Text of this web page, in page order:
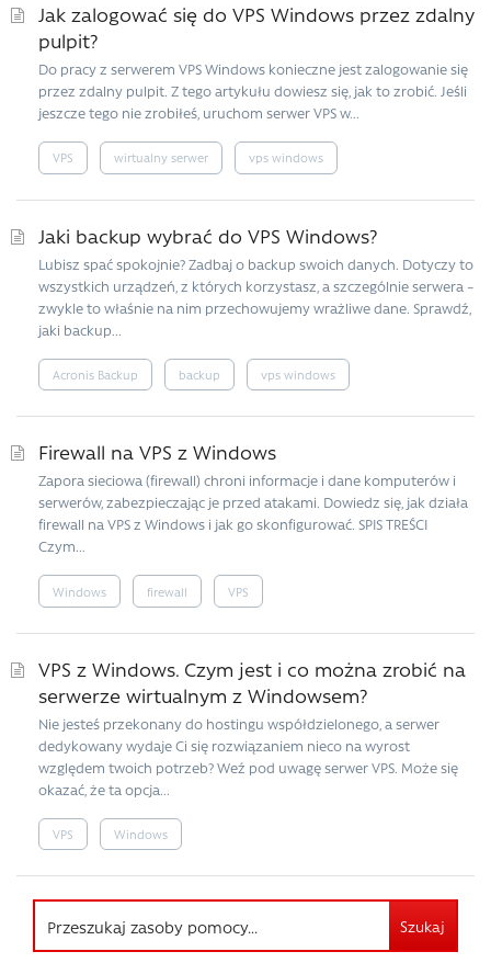
Jak zalogować się do VPS Windows przez zdalny
pulpit?
Do pracy z serwerem VPS Windows konieczne jest zalogowanie się
przez zdalny pulpit. Z tego artykułu dowiesz się, jak to zrobić. Jeśli
jeszcze tego nie zrobiłeś, uruchom serwer VPS w...
VPS wirtualny serwer vps windows
Jaki backup wybrać do VPS Windows?
Lubisz spać spokojnie? Zadbaj o backup swoich danych. Dotyczy to
wszystkich urządzeń, z których korzystasz, a szczególnie serwera –
zwykle to właśnie na nim przechowujemy wrażliwe dane. Sprawdź,
jaki backup...
Acronis Backup backup vps windows
Firewall na VPS z Windows
Zapora sieciowa (firewall) chroni informacje i dane komputerów i
serwerów, zabezpieczając je przed atakami. Dowiedz się, jak działa
firewall na VPS z Windows i jak go skonfigurować. SPIS TREŚCI
Czym...
Windows firewall VPS
VPS z Windows. Czym jest i co można zrobić na
serwerze wirtualnym z Windowsem?
Nie jesteś przekonany do hostingu współdzielonego, a serwer
dedykowany wydaje Ci się rozwiązaniem nieco na wyrost
względem twoich potrzeb? Weź pod uwagę serwer VPS. Może się
okazać, że ta opcja...
VPS Windows
Szukaj